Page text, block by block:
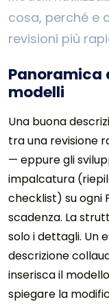
cosa, perché e
revisioni più
Panoramica
modelli
Una buona
tra una revisione
— eppure gli
impalcatura
checklist) su ogni
scadenza. La
solo i dettagli. Un
descrizione
inserisca il
spiegare la